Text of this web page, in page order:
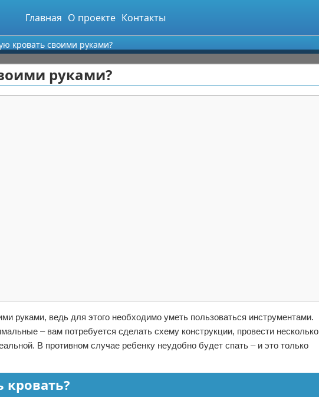
Главная О проекте Контакты
кровать своими руками?
руками?
руками, ведь для этого необходимо уметь пользоваться инструментами.
– вам потребуется сделать схему конструкции, провести несколько
В противном случае ребенку неудобно будет спать – и это только
кровать?